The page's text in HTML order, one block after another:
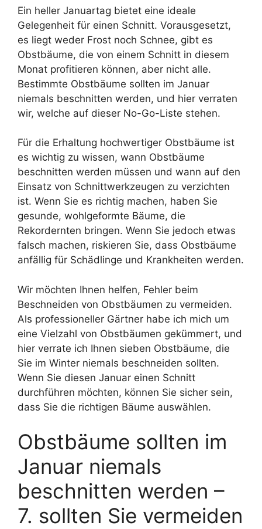
Ein heller Januartag bietet eine ideale
Gelegenheit für einen Schnitt. Vorausgesetzt,
es liegt weder Frost noch Schnee, gibt es
Obstbäume, die von einem Schnitt in diesem
Monat profitieren können, aber nicht alle.
Bestimmte Obstbäume sollten im Januar
niemals beschnitten werden, und hier verraten
wir, welche auf dieser No-Go-Liste stehen.
Für die Erhaltung hochwertiger Obstbäume ist
es wichtig zu wissen, wann Obstbäume
beschnitten werden müssen und wann auf den
Einsatz von Schnittwerkzeugen zu verzichten
ist. Wenn Sie es richtig machen, haben Sie
gesunde, wohlgeformte Bäume, die
Rekordernten bringen. Wenn Sie jedoch etwas
falsch machen, riskieren Sie, dass Obstbäume
anfällig für Schädlinge und Krankheiten werden.
Wir möchten Ihnen helfen, Fehler beim
Beschneiden von Obstbäumen zu vermeiden.
Als professioneller Gärtner habe ich mich um
eine Vielzahl von Obstbäumen gekümmert, und
hier verrate ich Ihnen sieben Obstbäume, die
Sie im Winter niemals beschneiden sollten.
Wenn Sie diesen Januar einen Schnitt
durchführen möchten, können Sie sicher sein,
dass Sie die richtigen Bäume auswählen.
Obstbäume sollten im
Januar niemals
beschnitten werden –
7. sollten Sie vermeiden